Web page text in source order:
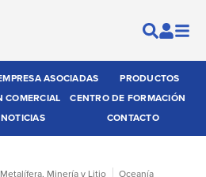
ASOCIADAS
PRODUCTOS
COMERCIAL
CENTRO DE FORMACIÓN
NOTICIAS CONTACTO